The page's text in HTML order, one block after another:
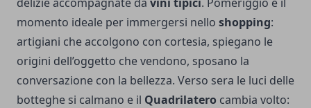
momento ideale per immergersi nello shopping:
artigiani che accolgono con cortesia, spiegano le
origini dell’oggetto che vendono, sposano la
conversazione con la bellezza. Verso sera le luci delle
botteghe si calmano e il Quadrilatero cambia volto: